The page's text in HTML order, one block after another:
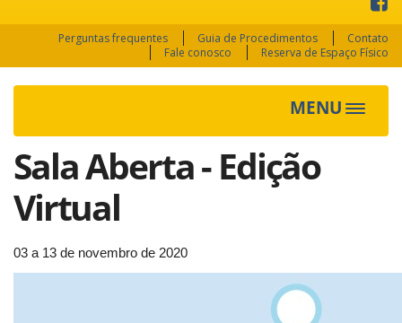
Perguntas frequentes Guia de Procedimentos
Contato
Fale conosco
Reserva de Espaço Físico
MENU
Toggle
Sala Aberta - Edição
Virtual
03 a 13 de novembro de 2020